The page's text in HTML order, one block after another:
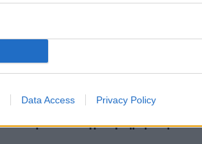
Data Access Privacy Policy
δασικές περιοχές της Χαλκιδικής
λόγω υψηλού κινδύνου εκδήλωσης
πυρκαγιάς
καρδιά – 30 γρ. την ημέρα αρκούν
πριν 42 λεπτά